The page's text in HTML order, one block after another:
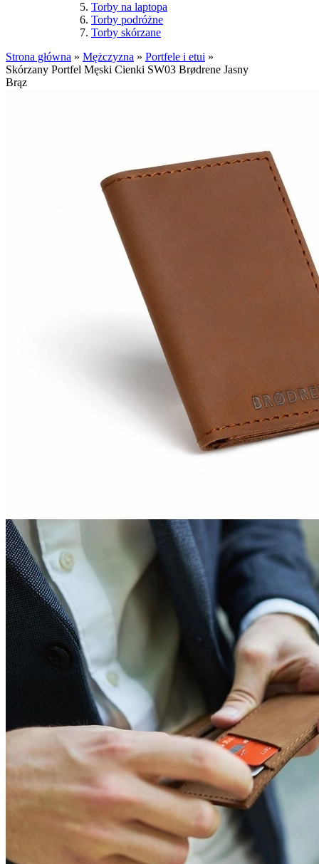
Torby na laptopa
Torby podróżne
Torby skórzane
Strona główna » Mężczyzna » Portfele i etui »
Skórzany Portfel Męski Cienki SW03 Brødrene Jasny
Brąz